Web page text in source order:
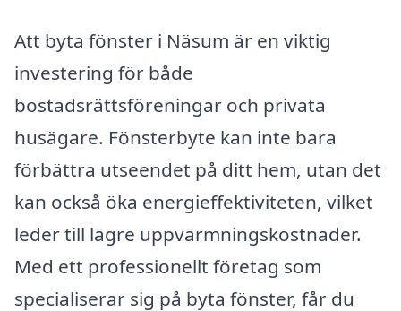
Att byta fönster i Näsum är en viktig
investering för både
bostadsrättsföreningar och privata
husägare. Fönsterbyte kan inte bara
förbättra utseendet på ditt hem, utan det
kan också öka energieffektiviteten, vilket
leder till lägre uppvärmningskostnader.
Med ett professionellt företag som
specialiserar sig på byta fönster, får du